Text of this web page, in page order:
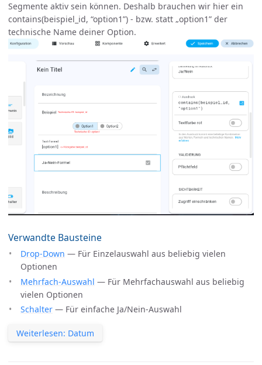
Segmente aktiv sein können. Deshalb brauchen wir hier ein
contains(beispiel_id, “option1”) - bzw. statt „option1” der
technische Name deiner Option.
Verwandte Bausteine
Drop-Down — Für Einzelauswahl aus beliebig vielen
Optionen
Mehrfach-Auswahl — Für Mehrfachauswahl aus beliebig
vielen Optionen
Schalter — Für einfache Ja/Nein-Auswahl
Weiterlesen: Datum